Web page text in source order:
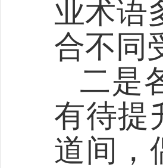
业术语
合不同
二是
有待提
道间，